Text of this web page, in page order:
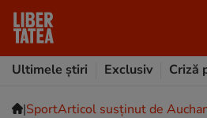
Ultimele știri
Exclusiv Criză
|SportArticol susținut de